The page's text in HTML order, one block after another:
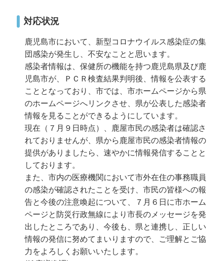
対応状況
鹿児島市において、新型コロナウイルス感染症の集
団感染が発生し、不安なことと思います。
感染者情報は、保健所の機能を持つ鹿児島県及び鹿
児島市が、ＰＣＲ検査結果判明後、情報を公表する
こととなっており、市では、市ホームページから県
のホームページへリンクさせ、県が公表した感染者
情報を見ることができるようにしています。
現在（７月９日時点）、鹿屋市民の感染者は確認さ
れておりませんが、県から鹿屋市民の感染者情報の
提供がありましたら、速やかに情報発信することと
しております。
また、市内の医療機関において市外在住の事務職員
の感染が確認されたことを受け、市民の皆様への報
告と今後の注意喚起について、７月６日に市ホーム
ページと防災行政無線により市長のメッセージを発
出したところであり、今後も、県と連携し、正しい
情報の発信に努めてまいりますので、ご理解とご協
力をよろしくお願いいたします。